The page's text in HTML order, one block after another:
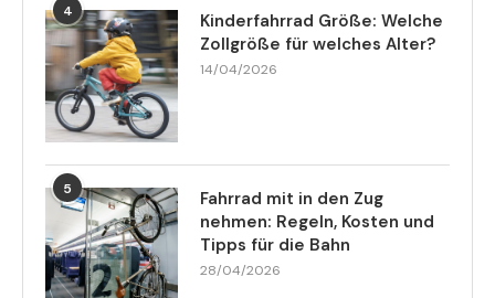
4
Kinderfahrrad Größe: Welche
Zollgröße für welches Alter?
14/04/2026
5
Fahrrad mit in den Zug
nehmen: Regeln, Kosten und
Tipps für die Bahn
28/04/2026